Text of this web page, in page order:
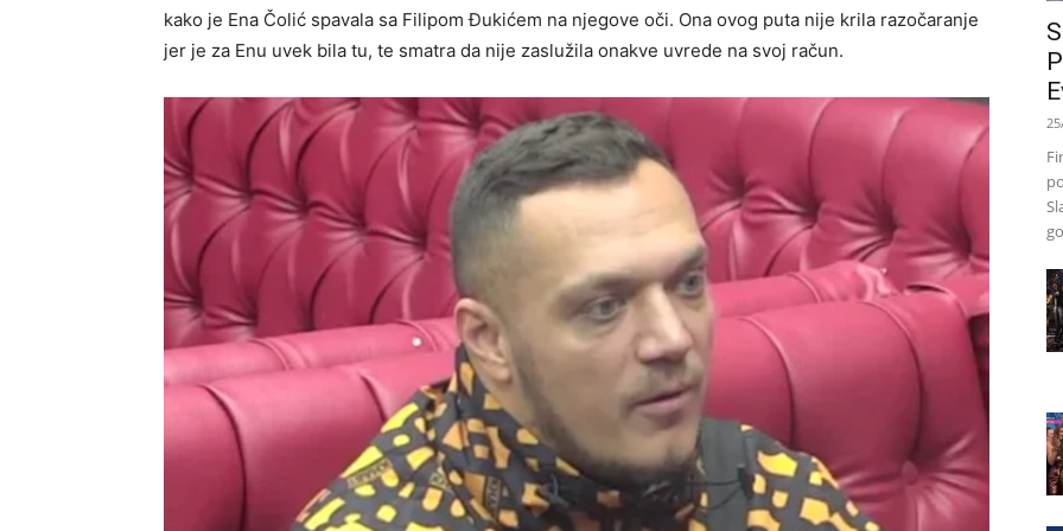
kako je Ena Čolić spavala sa Filipom Đukićem na njegove oči. Ona ovog puta nije krila razočaranje
jer je za Enu uvek bila tu, te smatra da nije zaslužila onakve uvrede na svoj račun.